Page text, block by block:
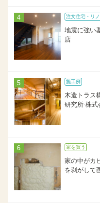
注文住宅・リ
地震に強い
店
施工例
木造トラス
研究所-株式
家を買う
家の中がカ
を剥がして